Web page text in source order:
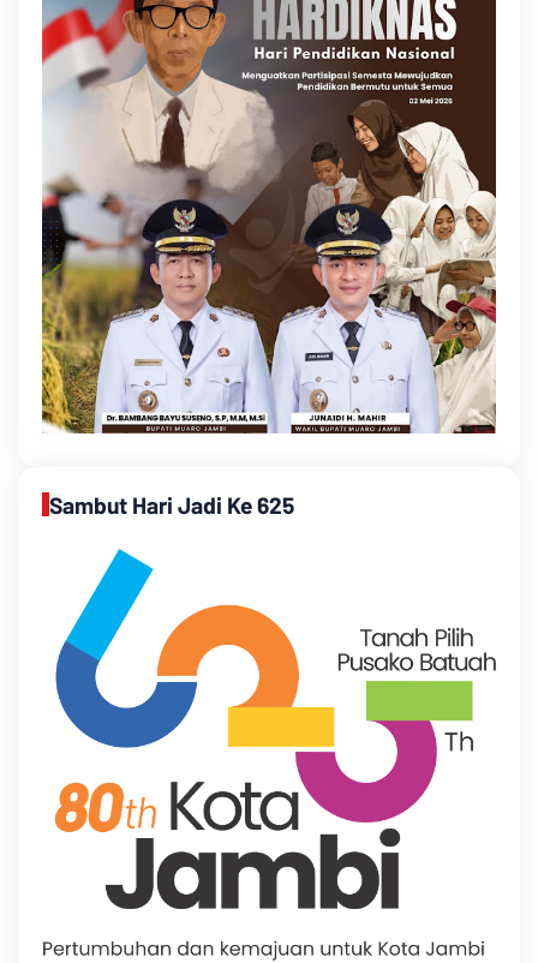
Sambut Hari Jadi Ke 625